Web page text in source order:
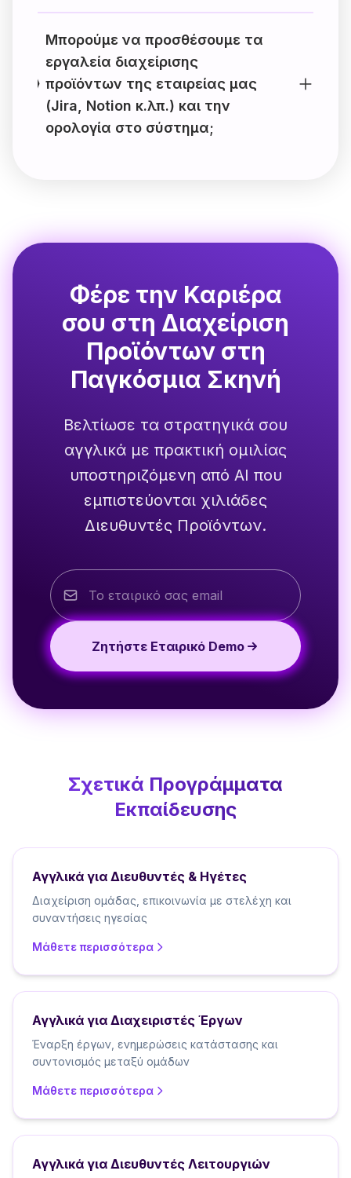
Μπορούμε να προσθέσουμε τα
εργαλεία διαχείρισης
προϊόντων της εταιρείας μας
(Jira, Notion κ.λπ.) και την
ορολογία στο σύστημα;
Φέρε την Καριέρα
σου στη Διαχείριση
Προϊόντων στη
Παγκόσμια Σκηνή
Βελτίωσε τα στρατηγικά σου
αγγλικά με πρακτική ομιλίας
υποστηριζόμενη από AI που
εμπιστεύονται χιλιάδες
Διευθυντές Προϊόντων.
Ζητήστε Εταιρικό Demo
Σχετικά Προγράμματα
Εκπαίδευσης
Αγγλικά για Διευθυντές & Ηγέτες
Διαχείριση ομάδας, επικοινωνία με στελέχη και
συναντήσεις ηγεσίας
Μάθετε περισσότερα
Αγγλικά για Διαχειριστές Έργων
Έναρξη έργων, ενημερώσεις κατάστασης και
συντονισμός μεταξύ ομάδων
Μάθετε περισσότερα
Αγγλικά για Διευθυντές Λειτουργιών